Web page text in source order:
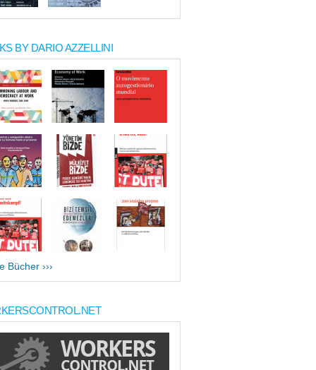
BY DARIO AZZELLINI
Bücher ›››